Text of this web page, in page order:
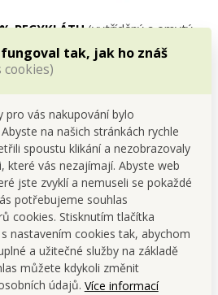
tak, jak ho znáš
cookies)
pro vás nakupování bylo
na našich stránkách rychle
spoustu klikání a nezobrazovaly
které vás nezajímají. Abyste web
jste zvyklí a nemuseli se pokaždé
potřebujeme souhlas
cookies. Stisknutím tlačítka
nastavením cookies tak, abychom
a užitečné služby na základě
můžete kdykoli změnit
údajů. Více informací
RECYKLÁTU(vytříděný a omytý
tvoří plasty, které lidé vytřídili